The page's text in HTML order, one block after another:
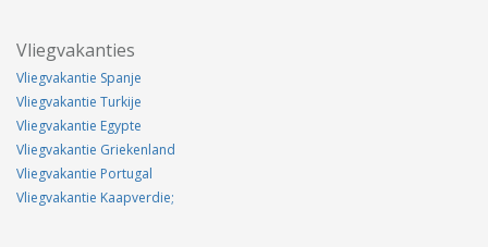
Vliegvakanties
Vliegvakantie Spanje
Vliegvakantie Turkije
Vliegvakantie Egypte
Vliegvakantie Griekenland
Vliegvakantie Portugal
Vliegvakantie Kaapverdie;